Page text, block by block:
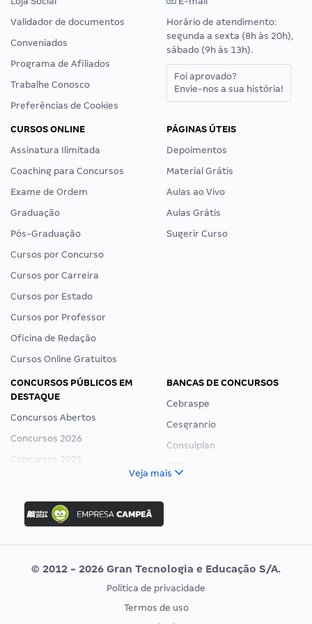
Validador de documentos
Conveniados
Programa de Afiliados
Trabalhe Conosco
Preferências de Cookies
Horário de atendimento:
segunda a sexta (8h às 20h),
sábado (9h às 13h).
Foi aprovado?
Envie-nos a sua história!
CURSOS ONLINE
Assinatura Ilimitada
Coaching para Concursos
Exame de Ordem
Graduação
Pós-Graduação
Cursos por Concurso
Cursos por Carreira
Cursos por Estado
Cursos por Professor
Oficina de Redação
Cursos Online Gratuitos
PÁGINAS ÚTEIS
Depoimentos
Material Grátis
Aulas ao Vivo
Aulas Grátis
Sugerir Curso
CONCURSOS PÚBLICOS EM
DESTAQUE
Concursos Abertos
Concursos 2026
Concursos 2025
Concurso Nacional Unificado
Concurso Ibama
Concurso MPU
Editais publicados
BANCAS DE CONCURSOS
Cebraspe
Cesgranrio
Consulplan
Vunesp
CONCURSOS POR PROFISSÃO
EXAME DE ORDEM
Veja mais
© 2012 - 2026 Gran Tecnologia e Educação S/A.
Política de privacidade
Termos de uso